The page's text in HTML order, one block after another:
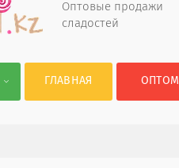
Оптовые продажи
сладостей
ГЛАВНАЯ ОПТОМ